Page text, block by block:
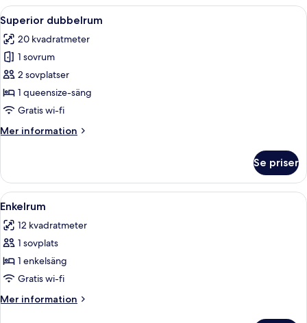
Öppna
alla
foton
för
Superior
dubbelrum
Superior dubbelrum | Duntäcken,
12
Superior dubbelrum
20 kvadratmeter
1 sovrum
2 sovplatser
1 queensize-säng
Gratis wi-fi
Mer information
Mer
dubbelrum
Se priser
Öppna
alla
foton
för
Enkelrum
Ett modernt sovrum med ett
8
Enkelrum
12 kvadratmeter
1 sovplats
1 enkelsäng
Gratis wi-fi
Mer information
Mer